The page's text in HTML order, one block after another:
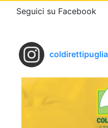
Seguici su Facebook
coldirettipuglia